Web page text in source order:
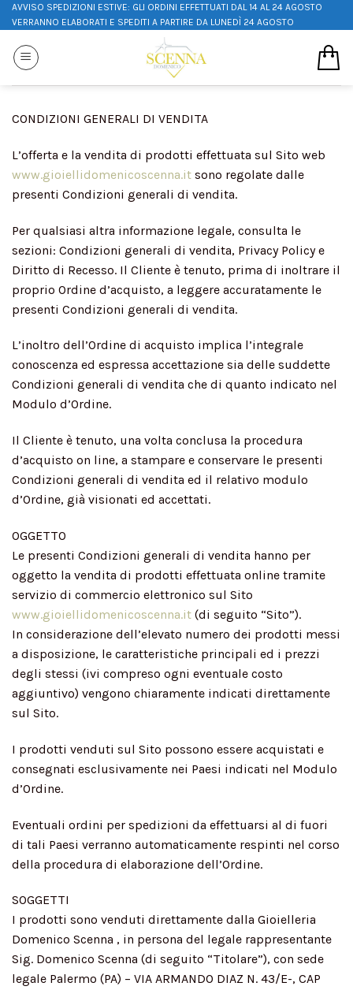
AVVISO SPEDIZIONI ESTIVE: GLI ORDINI EFFETTUATI DAL 14 AL 24 AGOSTO
VERRANNO ELABORATI E SPEDITI A PARTIRE DA LUNEDÌ 24 AGOSTO
CONDIZIONI GENERALI DI VENDITA
L’offerta e la vendita di prodotti effettuata sul Sito web
www.gioiellidomenicoscenna.it sono regolate dalle
presenti Condizioni generali di vendita.
Per qualsiasi altra informazione legale, consulta le
sezioni: Condizioni generali di vendita, Privacy Policy e
Diritto di Recesso. Il Cliente è tenuto, prima di inoltrare il
proprio Ordine d’acquisto, a leggere accuratamente le
presenti Condizioni generali di vendita.
L’inoltro dell’Ordine di acquisto implica l’integrale
conoscenza ed espressa accettazione sia delle suddette
Condizioni generali di vendita che di quanto indicato nel
Modulo d’Ordine.
Il Cliente è tenuto, una volta conclusa la procedura
d’acquisto on line, a stampare e conservare le presenti
Condizioni generali di vendita ed il relativo modulo
d’Ordine, già visionati ed accettati.
OGGETTO
Le presenti Condizioni generali di vendita hanno per
oggetto la vendita di prodotti effettuata online tramite
servizio di commercio elettronico sul Sito
www.gioiellidomenicoscenna.it (di seguito “Sito”).
In considerazione dell’elevato numero dei prodotti messi
a disposizione, le caratteristiche principali ed i prezzi
degli stessi (ivi compreso ogni eventuale costo
aggiuntivo) vengono chiaramente indicati direttamente
sul Sito.
I prodotti venduti sul Sito possono essere acquistati e
consegnati esclusivamente nei Paesi indicati nel Modulo
d’Ordine.
Eventuali ordini per spedizioni da effettuarsi al di fuori
di tali Paesi verranno automaticamente respinti nel corso
della procedura di elaborazione dell’Ordine.
SOGGETTI
I prodotti sono venduti direttamente dalla Gioielleria
Domenico Scenna , in persona del legale rappresentante
Sig. Domenico Scenna (di seguito “Titolare”), con sede
legale Palermo (PA) – VIA ARMANDO DIAZ N. 43/E-, CAP